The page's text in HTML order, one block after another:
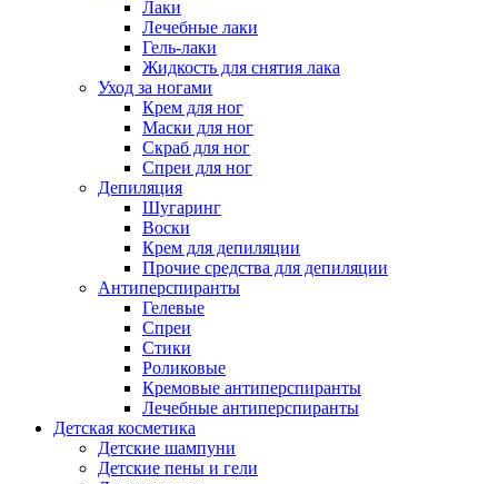
Лаки
Лечебные лаки
Гель-лаки
Жидкость для снятия лака
Уход за ногами
Крем для ног
Маски для ног
Скраб для ног
Спреи для ног
Депиляция
Шугаринг
Воски
Крем для депиляции
Прочие средства для депиляции
Антиперспиранты
Гелевые
Спреи
Стики
Роликовые
Кремовые антиперспиранты
Лечебные антиперспиранты
Детская косметика
Детские шампуни
Детские пены и гели